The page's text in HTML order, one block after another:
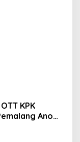
KPK
Anom